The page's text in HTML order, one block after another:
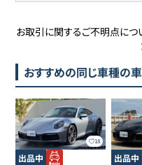
お取引に関するご不明点につ
おすすめの同じ車種の
18
出品中 出品中